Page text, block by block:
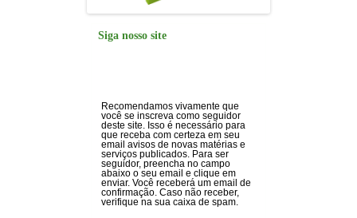
Siga nosso site
Recomendamos vivamente que
você se inscreva como seguidor
deste site. Isso é necessário para
que receba com certeza em seu
email avisos de novas matérias e
serviços publicados. Para ser
seguidor, preencha no campo
abaixo o seu email e clique em
enviar. Você receberá um email de
confirmação. Caso não receber,
verifique na sua caixa de spam.